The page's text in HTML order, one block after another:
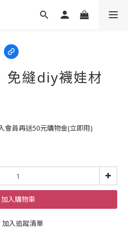
縫diy襪娃材
會員再送50元購物金(立即用)
加入購物車
加入追蹤清單